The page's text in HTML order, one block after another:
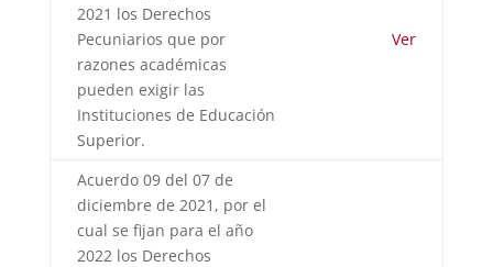
2021 los Derechos
Pecuniarios que por
razones académicas
pueden exigir las
Instituciones de Educación
Superior.
Ver
Acuerdo 09 del 07 de
diciembre de 2021, por el
cual se fijan para el año
2022 los Derechos